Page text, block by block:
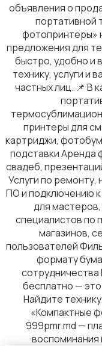
объявления о
портативной
фотопринтеры»
предложения для
быстро, удобно и
технику, услуги и
частных лиц. 📌 В
принтеры для
картриджи,
подставки Аренда
свадеб,
Услуги по
ПО и подключению
для
специалистов по
магазинов,
пользователей
формату
бесплатно —
Найдите
«Компактные
999pmr.md —